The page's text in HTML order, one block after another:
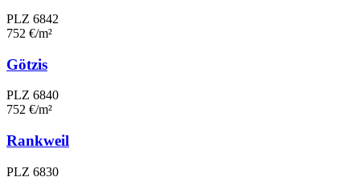
PLZ 6842
752 €/m²
Götzis
PLZ 6840
752 €/m²
Rankweil
PLZ 6830